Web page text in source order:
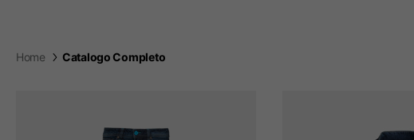
Home Catalogo Completo